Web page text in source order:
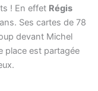
! En effet Régis
Ses cartes de 78
devant Michel
place est partagée